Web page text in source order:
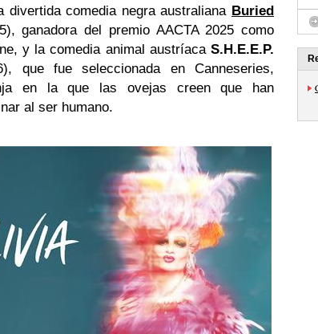
divertida comedia negra australiana Buried
ganadora del premio AACTA 2025 como
y la comedia animal austríaca S.H.E.E.P.
que fue seleccionada en Canneseries,
en la que las ovejas creen que han
al ser humano.